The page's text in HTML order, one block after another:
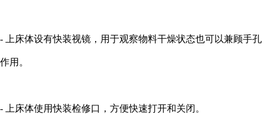
- 上床体设有快装视镜，用于观察物料干燥状态也可以兼顾手孔
作用。
- 上床体使用快装检修口，方便快速打开和关闭。